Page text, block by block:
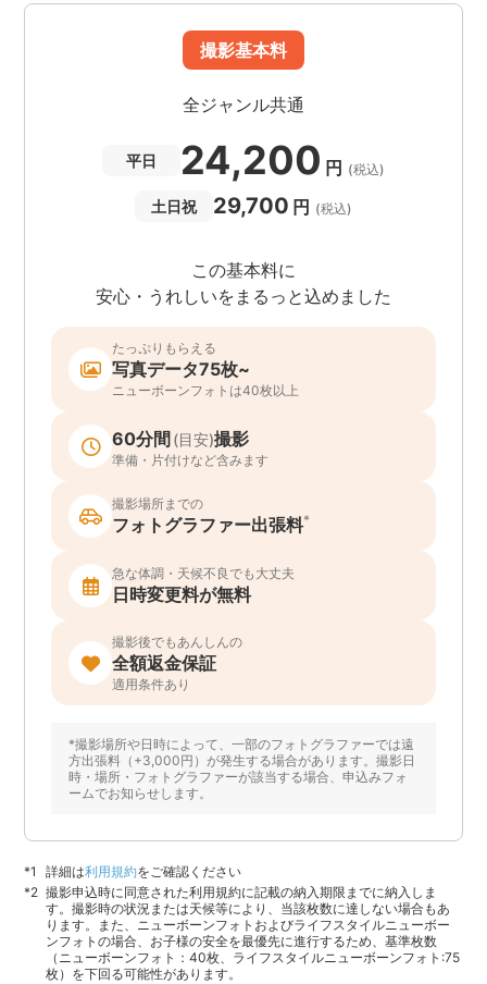
撮影基本料
全ジャンル共通
平日 24,200 円 (税込)
土日祝 29,700 円 (税込)
この基本料に
安心・うれしいをまるっと込めました
たっぷりもらえる
写真データ75枚~
ニューボーンフォトは40枚以上
60分間(目安)撮影
準備・片付けなど含みます
撮影場所までの
フォトグラファー出張料*
急な体調・天候不良でも大丈夫
日時変更料が無料
撮影後でもあんしんの
全額返金保証
適用条件あり
*撮影場所や日時によって、一部のフォトグラファーでは遠
方出張料（+3,000円）が発生する場合があります。撮影日
時・場所・フォトグラファーが該当する場合、申込みフォ
ームでお知らせします。
詳細は利用規約をご確認ください
撮影申込時に同意された利用規約に記載の納入期限までに納入しま
す。撮影時の状況または天候等により、当該枚数に達しない場合もあ
ります。また、ニューボーンフォトおよびライフスタイルニューボー
ンフォトの場合、お子様の安全を最優先に進行するため、基準枚数
（ニューボーンフォト：40枚、ライフスタイルニューボーンフォト:75
枚）を下回る可能性があります。